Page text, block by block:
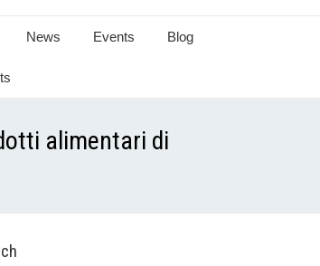
News Events Blog
alimentari di